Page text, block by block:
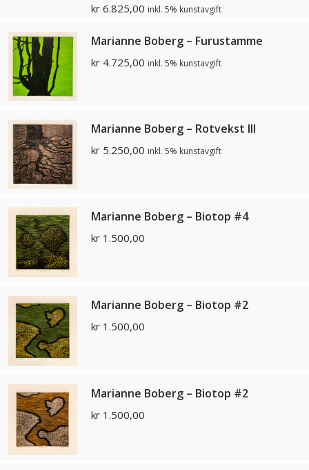
kr 6.825,00 inkl. 5% kunstavgift
Marianne Boberg – Furustamme
kr 4.725,00 inkl. 5% kunstavgift
Marianne Boberg – Rotvekst III
kr 5.250,00 inkl. 5% kunstavgift
Marianne Boberg – Biotop #4
kr 1.500,00
Marianne Boberg – Biotop #2
kr 1.500,00
Marianne Boberg – Biotop #2
kr 1.500,00